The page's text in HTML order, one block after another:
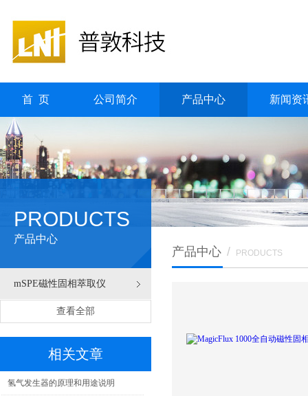
首 页 公司简介 产品中心 新闻资
PRODUCTS
产品中心
mSPE磁性固相萃取仪
查看全部
相关文章
氢气发生器的原理和用途说明
产品中心 / PRODUCTS